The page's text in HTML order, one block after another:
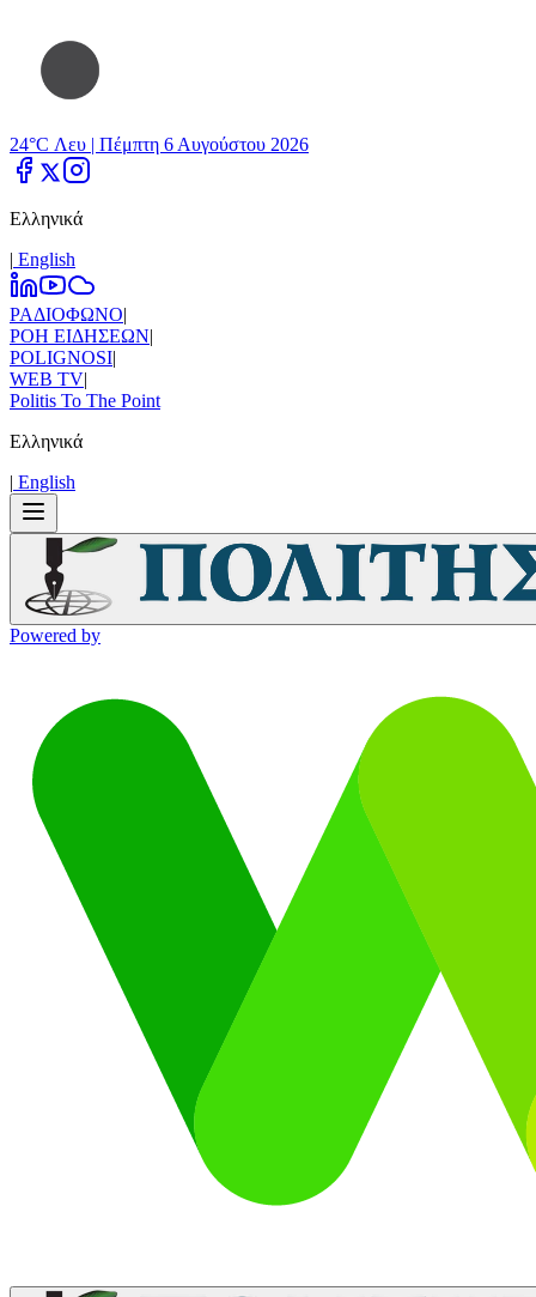
24°C Λευ | Πέμπτη 6 Αυγούστου 2026
Ελληνικά
| Εnglish
ΡΑΔΙΟΦΩΝΟ|
ΡΟΗ ΕΙΔΗΣΕΩΝ|
POLIGNOSI|
WEB TV|
Politis To The Point
Ελληνικά
| Εnglish
Powered by